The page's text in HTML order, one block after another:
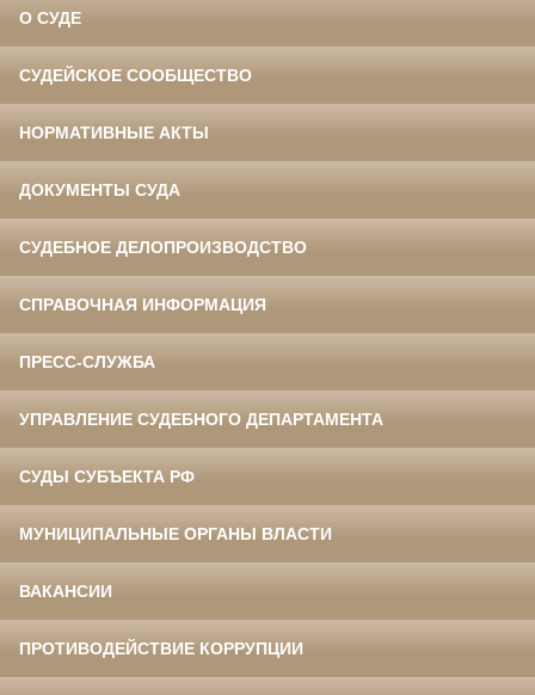
О СУДЕ
СУДЕЙСКОЕ СООБЩЕСТВО
НОРМАТИВНЫЕ АКТЫ
ДОКУМЕНТЫ СУДА
СУДЕБНОЕ ДЕЛОПРОИЗВОДСТВО
СПРАВОЧНАЯ ИНФОРМАЦИЯ
ПРЕСС-СЛУЖБА
УПРАВЛЕНИЕ СУДЕБНОГО ДЕПАРТАМЕНТА
СУДЫ СУБЪЕКТА РФ
МУНИЦИПАЛЬНЫЕ ОРГАНЫ ВЛАСТИ
ВАКАНСИИ
ПРОТИВОДЕЙСТВИЕ КОРРУПЦИИ